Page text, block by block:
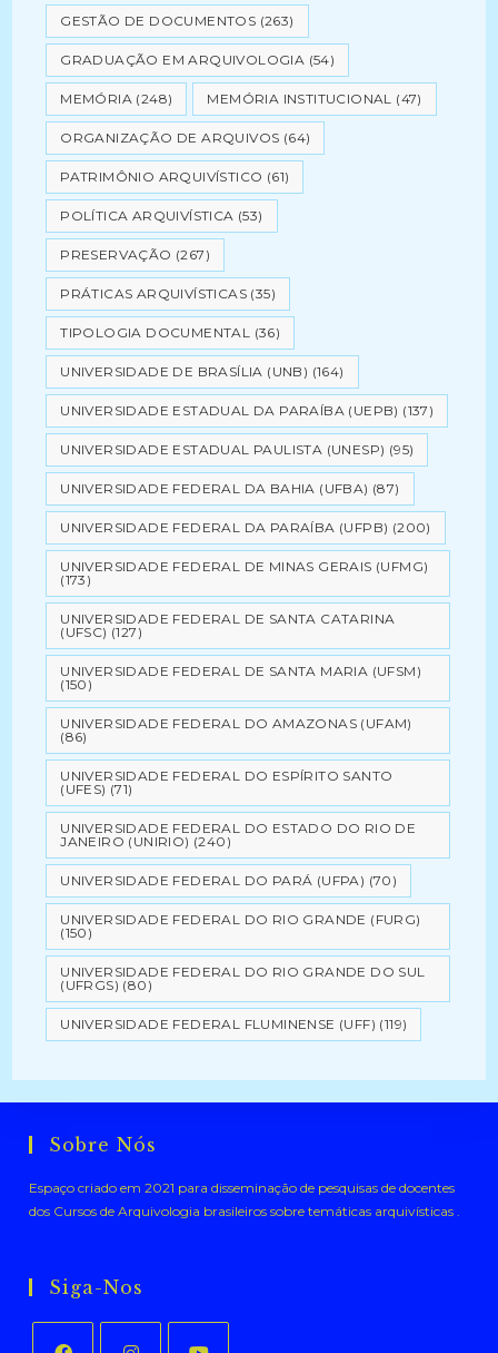
GESTÃO DE DOCUMENTOS (263)
GRADUAÇÃO EM ARQUIVOLOGIA (54)
MEMÓRIA (248) MEMÓRIA INSTITUCIONAL (47)
ORGANIZAÇÃO DE ARQUIVOS (64)
PATRIMÔNIO ARQUIVÍSTICO (61)
POLÍTICA ARQUIVÍSTICA (53)
PRESERVAÇÃO (267)
PRÁTICAS ARQUIVÍSTICAS (35)
TIPOLOGIA DOCUMENTAL (36)
UNIVERSIDADE DE BRASÍLIA (UNB) (164)
UNIVERSIDADE ESTADUAL DA PARAÍBA (UEPB) (137)
UNIVERSIDADE ESTADUAL PAULISTA (UNESP) (95)
UNIVERSIDADE FEDERAL DA BAHIA (UFBA) (87)
UNIVERSIDADE FEDERAL DA PARAÍBA (UFPB) (200)
UNIVERSIDADE FEDERAL DE MINAS GERAIS (UFMG)
(173)
UNIVERSIDADE FEDERAL DE SANTA CATARINA
(UFSC) (127)
UNIVERSIDADE FEDERAL DE SANTA MARIA (UFSM)
(150)
UNIVERSIDADE FEDERAL DO AMAZONAS (UFAM)
(86)
UNIVERSIDADE FEDERAL DO ESPÍRITO SANTO
(UFES) (71)
UNIVERSIDADE FEDERAL DO ESTADO DO RIO DE
JANEIRO (UNIRIO) (240)
UNIVERSIDADE FEDERAL DO PARÁ (UFPA) (70)
UNIVERSIDADE FEDERAL DO RIO GRANDE (FURG)
(150)
UNIVERSIDADE FEDERAL DO RIO GRANDE DO SUL
(UFRGS) (80)
UNIVERSIDADE FEDERAL FLUMINENSE (UFF) (119)
Sobre Nós
Espaço criado em 2021 para disseminação de pesquisas de docentes
dos Cursos de Arquivologia brasileiros sobre temáticas arquivísticas .
Siga-Nos